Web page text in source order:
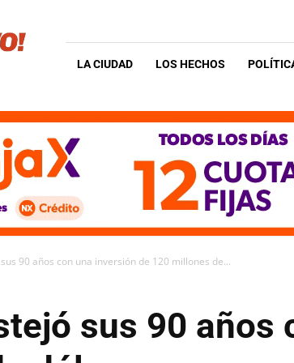
LA CIUDAD LOS HECHOS
90 años con una inversión de 120 millones de...
sus 90 años